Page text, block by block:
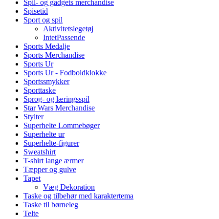
Spil- og gadgets merchandise
Spisetid
Sport og spil
Aktivitetslegetøj
IntetPassende
Sports Medalje
Sports Merchandise
Sports Ur
Sports Ur - Fodboldklokke
Sportssmykker
Sporttaske
Sprog- og læringsspil
Star Wars Merchandise
Stylter
Superhelte Lommebøger
Superhelte ur
Superhelte-figurer
Sweatshirt
T-shirt lange ærmer
Tæpper og gulve
Tapet
Væg Dekoration
Taske og tilbehør med karaktertema
Taske til børneleg
Telte